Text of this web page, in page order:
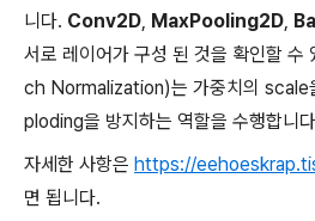
니다. Conv2D, MaxPooling2D,
서로 레이어가 구성 된 것을 확인할
ch Normalization)는 가중치의 scale
ploding을 방지하는 역할을 수행합니
자세한 사항은 https://
면 됩니다.